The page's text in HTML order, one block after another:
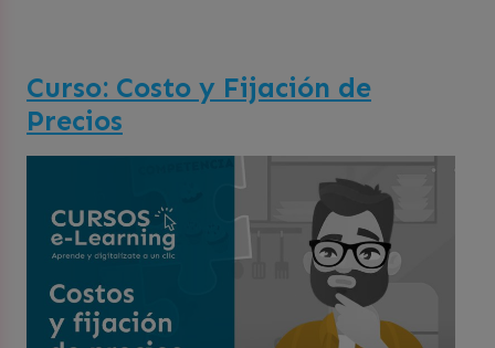
Curso: Costo y Fijación de
Precios